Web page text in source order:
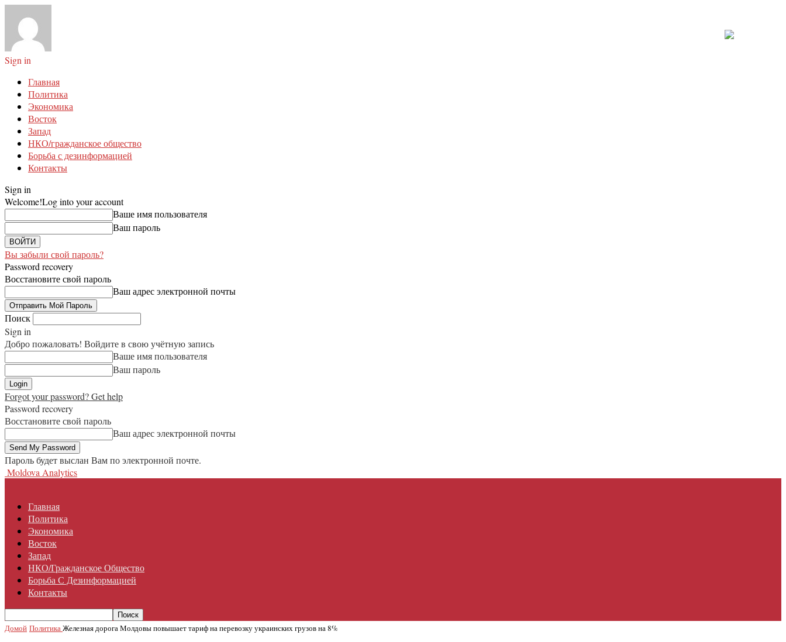
Sign in
Главная
Политика
Экономика
Восток
Запад
НКО/гражданское общество
Борьба с дезинформацией
Контакты
Sign in
Welcome!Log into your account
Ваше имя пользователя
Ваш пароль
Вы забыли свой пароль?
Password recovery
Восстановите свой пароль
Ваш адрес электронной почты
Поиск
Sign in
Добро пожаловать! Войдите в свою учётную запись
Ваше имя пользователя
Ваш пароль
Forgot your password? Get help
Password recovery
Восстановите свой пароль
Ваш адрес электронной почты
Пароль будет выслан Вам по электронной почте.
Moldova Analytics
Главная
Политика
Экономика
Восток
Запад
НКО/гражданское Общество
Борьба С Дезинформацией
Контакты
Домой ПолитикаЖелезная дорога Молдовы повышает тариф на перевозку украинских грузов на 8%